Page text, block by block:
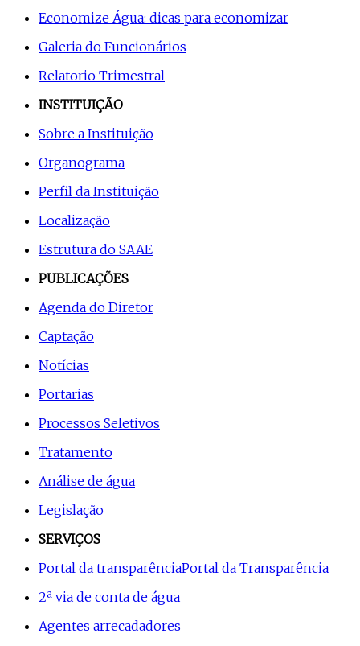
Economize Água: dicas para economizar
Galeria do Funcionários
Relatorio Trimestral
INSTITUIÇÃO
Sobre a Instituição
Organograma
Perfil da Instituição
Localização
Estrutura do SAAE
PUBLICAÇÕES
Agenda do Diretor
Captação
Notícias
Portarias
Processos Seletivos
Tratamento
Análise de água
Legislação
SERVIÇOS
Portal da transparênciaPortal da Transparência
2ª via de conta de água
Agentes arrecadadores